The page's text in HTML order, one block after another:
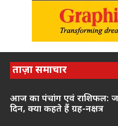
ताज़ा समाचार
आज का पंचांग एवं राशिफल:
दिन, क्या कहते हैं ग्रह-नक्षत्र